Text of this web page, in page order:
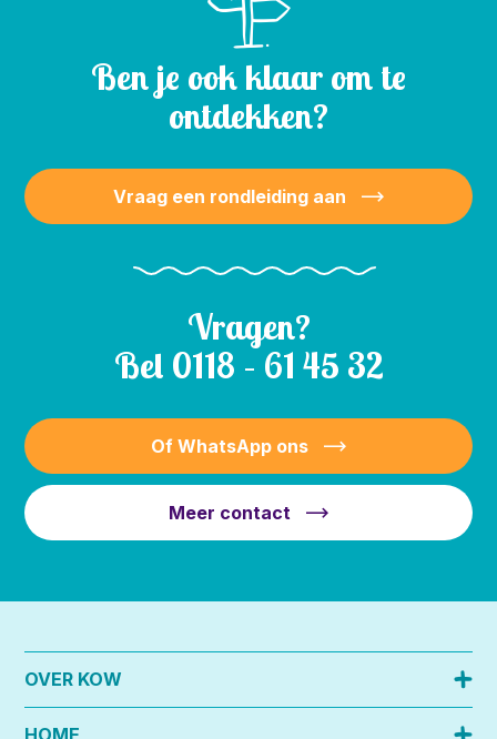
Ben je ook klaar om te
ontdekken?
Vraag een rondleiding aan
Vragen?
Bel 0118 – 61 45 32
Of WhatsApp ons
Meer contact
OVER KOW
HOME